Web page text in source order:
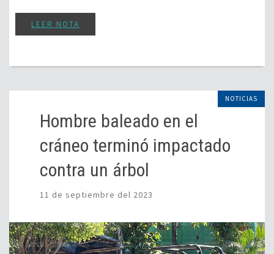
LEER NOTA
NOTICIAS
Hombre baleado en el
cráneo terminó impactado
contra un árbol
11 de septiembre del 2023